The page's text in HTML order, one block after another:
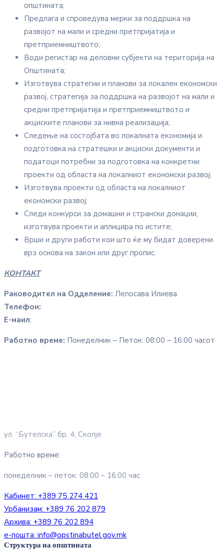
општината;
Предлага и спроведува мерки за поддршка на
развојот на мали и средни претпријатија и
претприемништвото;
Води регистар на деловни субјекти на територија на
Општината;
Изготвува стратегии и планови за локален економски
развој, стратегија за поддршка на развојот на мали и
средни претпријатија и претприемништвото и
акциските планови за нивна реализација;
Следење на состојбата во локалната економија и
подготовка на стратешки и акциски документи и
податоци потребни за подготовка на конкретни
проекти од областа на локалниот економски развој;
Изготвува проекти од областа на локалниот
економски развој;
Следи конкурси за домашни и странски донации,
изготвува проекти и аплицира по истите;
Врши и други работи кои што ќе му бидат доверени
врз основа на закон или друг пропис.
КОНТАКТ
Раководител на Одделение: Лепосава Илиева
Телефон:
Е-маил:
Работно време: Понеделник – Петок: 08:00 – 16:00 часот
ул. “Бутелска” бр. 4, Скопје
Работно време:
понеделник – петок: 08:00 – 16:00 час.
Кабинет: +389 75 274 421
Урбанизам: +389 76 202 879
Архива: +389 76 202 894
е-пошта: info@opstinabutel.gov.mk
Структура на општината